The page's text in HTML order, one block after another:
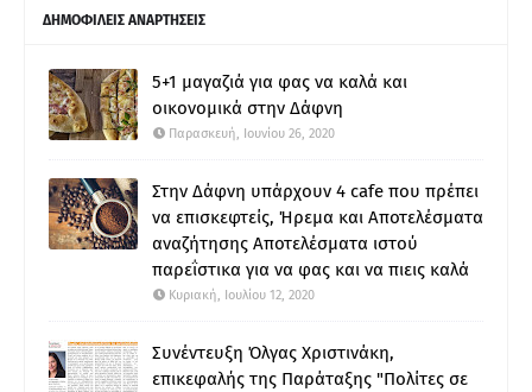
ΔΗΜΟΦΙΛΕΙΣ ΑΝΑΡΤΗΣΕΙΣ
5+1 μαγαζιά για φας να καλά και
οικονομικά στην Δάφνη
Παρασκευή, Ιουνίου 26, 2020
Στην Δάφνη υπάρχουν 4 cafe που πρέπει
να επισκεφτείς, Ήρεμα και Αποτελέσματα
αναζήτησης Αποτελέσματα ιστού
παρεΐστικα για να φας και να πιεις καλά
Κυριακή, Ιουλίου 12, 2020
Συνέντευξη Όλγας Χριστινάκη,
επικεφαλής της Παράταξης "Πολίτες σε